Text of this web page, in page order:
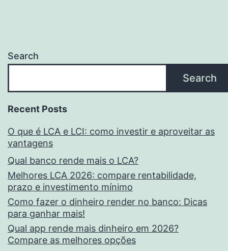
Search
Search
Recent Posts
O que é LCA e LCI: como investir e aproveitar as
vantagens
Qual banco rende mais o LCA?
Melhores LCA 2026: compare rentabilidade,
prazo e investimento mínimo
Como fazer o dinheiro render no banco: Dicas
para ganhar mais!
Qual app rende mais dinheiro em 2026?
Compare as melhores opções